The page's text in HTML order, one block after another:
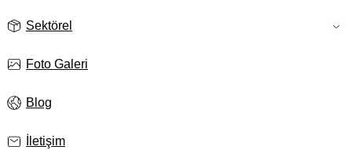
Sektörel
Foto Galeri
Blog
İletişim